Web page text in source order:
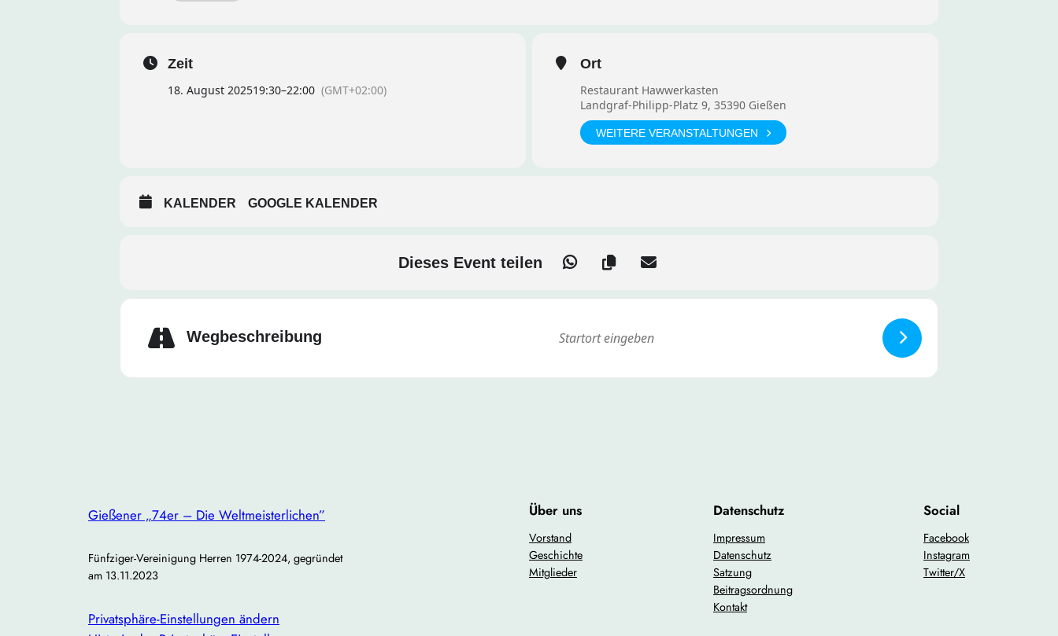
Gemeinsamer Austausch und Kennenlernen
Hinweis:Auch Interessenten, die bisher noch nicht an unseren Treffen teilgenommen haben, sind herzlich willkommen! Wir freuen uns
Zeit
18. August 202519:30–22:00 (GMT+02:00)
Ort
Restaurant Hawwerkasten
Landgraf-Philipp-Platz 9, 35390 Gießen
WEITERE VERANSTALTUNGEN
KALENDER GOOGLE KALENDER
Dieses Event teilen
Wegbeschreibung
Gießener „74er – Die Weltmeisterlichen”
Fünfziger-Vereinigung Herren 1974-2024, gegründet
am 13.11.2023
Privatsphäre-Einstellungen ändern
Über uns
Vorstand
Geschichte
Mitglieder
Datenschutz
Impressum
Datenschutz
Satzung
Beitragsordnung
Kontakt
Social
Facebook
Instagram
Twitter/X